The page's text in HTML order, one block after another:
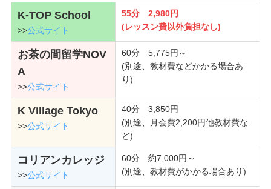
K-TOP School
>>公式サイト
55分 2,980円
(レッスン費以外負担なし)
お茶の間留学NOV
A
>>公式サイト
60分 5,775円～
(別途、教材費などかかる場合あ
り)
K Village Tokyo
>>公式サイト
40分 3,850円
(別途、月会費2,200円他教材費な
ど)
コリアンカレッジ
>>公式サイト
60分 約7,000円～
(別途、教材費がかかる場合あり)